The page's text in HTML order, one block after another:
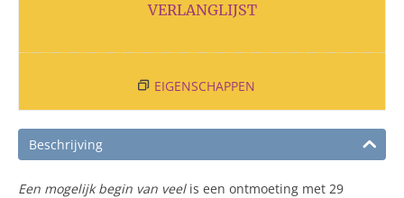
VERLANGLIJST
EIGENSCHAPPEN
Beschrijving
Een mogelijk begin van veelis een ontmoeting met 29